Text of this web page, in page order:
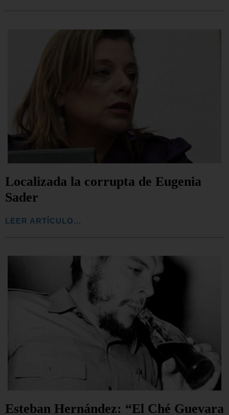
Localizada la corrupta de Eugenia
Sader
LEER ARTÍCULO...
Esteban Hernández: “El Ché Guevara